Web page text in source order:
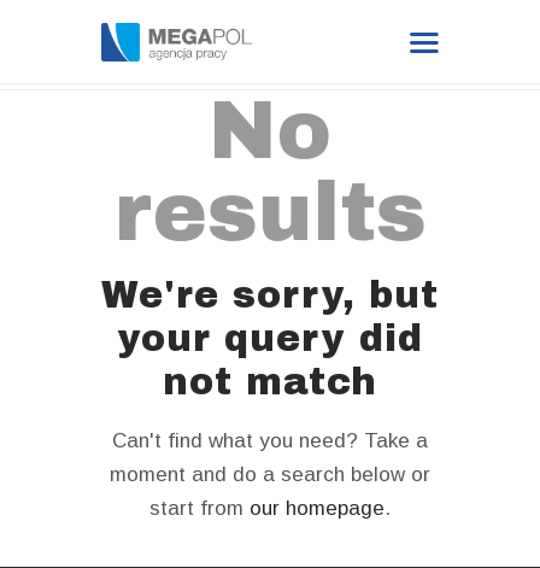
FOR EMPLOYER
BLOG
FOR CANDIDATE
JOB OFFERS
CONTACT
No
results
We're sorry, but
your query did
not match
Can't find what you need? Take a
moment and do a search below or
start from our homepage.